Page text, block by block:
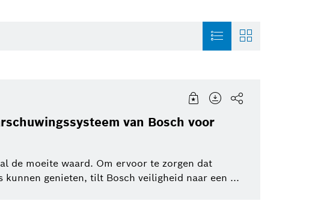
vehicles Smart Home
Powertrain systems
Event
van Bosch voor
de moeite waard. Om ervoor te zorgen dat
kunnen genieten, tilt Bosch veiligheid naar een ...